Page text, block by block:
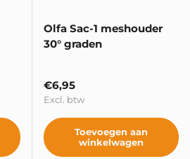
Olfa Sac-1 meshouder
30° graden
Reguliere prijs
€6,95
Excl. btw
Toevoegen aan
winkelwagen